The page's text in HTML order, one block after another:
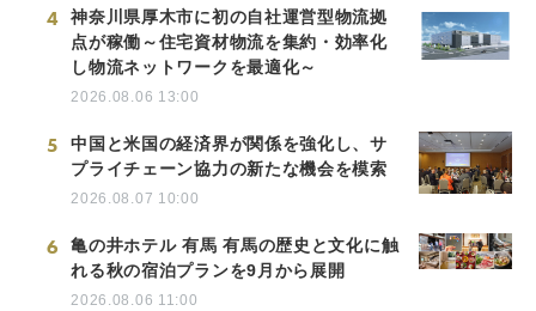
4
神奈川県厚木市に初の自社運営型物流拠
点が稼働～住宅資材物流を集約・効率化
し物流ネットワークを最適化～
2026.08.06 13:00
5
中国と米国の経済界が関係を強化し、サ
プライチェーン協力の新たな機会を模索
2026.08.07 10:00
6
亀の井ホテル 有馬 有馬の歴史と文化に触
れる秋の宿泊プランを9月から展開
2026.08.06 11:00